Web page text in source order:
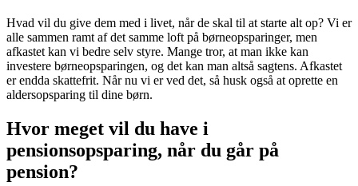
Hvad vil du give dem med i livet, når de skal til at starte alt op? Vi er
alle sammen ramt af det samme loft på børneopsparinger, men
afkastet kan vi bedre selv styre. Mange tror, at man ikke kan
investere børneopsparingen, og det kan man altså sagtens. Afkastet
er endda skattefrit. Når nu vi er ved det, så husk også at oprette en
aldersopsparing til dine børn.
Hvor meget vil du have i
pensionsopsparing, når du går på
pension?